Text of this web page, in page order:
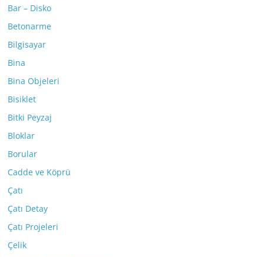
Bar – Disko
Betonarme
Bilgisayar
Bina
Bina Objeleri
Bisiklet
Bitki Peyzaj
Bloklar
Borular
Cadde ve Köprü
Çatı
Çatı Detay
Çatı Projeleri
Çelik